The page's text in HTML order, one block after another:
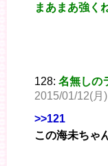
まあまあ強く
128: 名無しの
2015/01/12(月
>>121
この海未ちゃ